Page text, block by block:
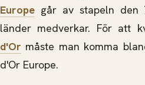
Europe går av stapeln den
länder medverkar. För att
d'Or måste man komma
d'Or Europe.